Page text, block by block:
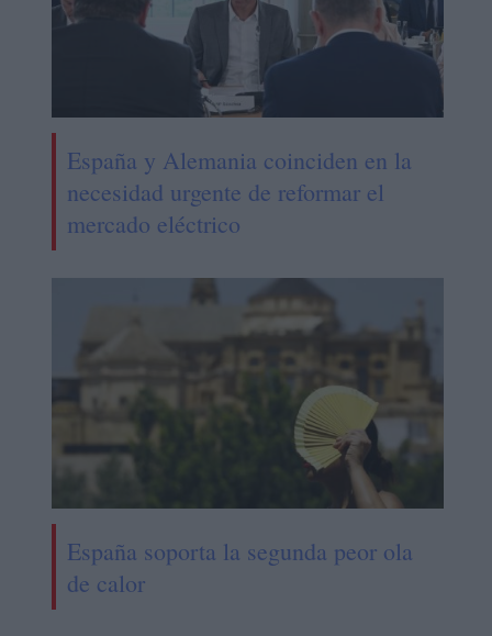
España y Alemania coinciden en la
necesidad urgente de reformar el
mercado eléctrico
España soporta la segunda peor ola
de calor